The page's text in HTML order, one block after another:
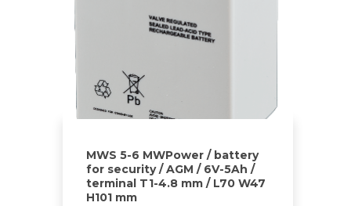
MWS 5-6 MWPower / battery
for security / AGM / 6V-5Ah /
terminal T1-4.8 mm / L70 W47
H101 mm